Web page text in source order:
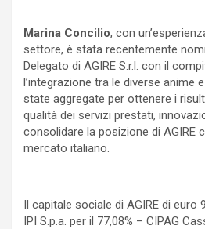
Marina Concilio, con
settore, è stata recentemente
Delegato di AGIRE S.r.l. con il
l’integrazione tra le diverse anime
state aggregate per ottenere i
qualità dei servizi prestati,
consolidare la posizione di AGIRE
mercato italiano.
Il capitale sociale di AGIRE di euro
IPI S.p.a. per il 77,08% – CIPAG